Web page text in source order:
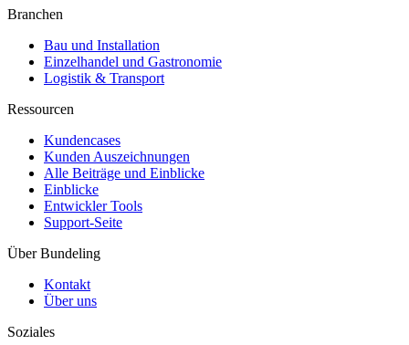
Branchen
Bau und Installation
Einzelhandel und Gastronomie
Logistik & Transport
Ressourcen
Kundencases​
Kunden Auszeichnungen
Alle Beiträge und Einblicke
Einblicke
Entwickler Tools
Support-Seite
Über Bundeling
Kontakt
Über uns
Soziales